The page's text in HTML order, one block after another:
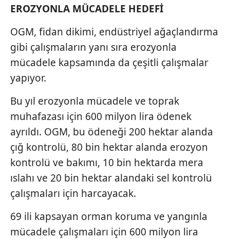
EROZYONLA MÜCADELE HEDEFİ
OGM, fidan dikimi, endüstriyel ağaçlandırma
gibi çalışmaların yanı sıra erozyonla
mücadele kapsamında da çeşitli çalışmalar
yapıyor.
Bu yıl erozyonla mücadele ve toprak
muhafazası için 600 milyon lira ödenek
ayrıldı. OGM, bu ödeneği 200 hektar alanda
çığ kontrolü, 80 bin hektar alanda erozyon
kontrolü ve bakımı, 10 bin hektarda mera
ıslahı ve 20 bin hektar alandaki sel kontrolü
çalışmaları için harcayacak.
69 ili kapsayan orman koruma ve yangınla
mücadele çalışmaları için 600 milyon lira